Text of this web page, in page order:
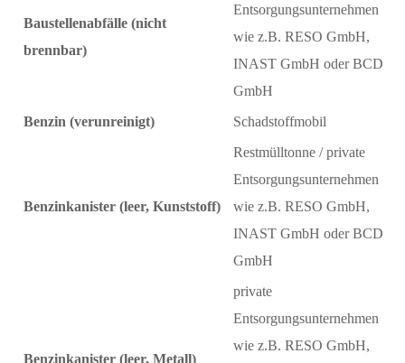
Baustellenabfälle (nicht
brennbar)
Entsorgungsunternehmen
wie z.B. RESO GmbH,
INAST GmbH oder BCD
GmbH
Benzin (verunreinigt)
Schadstoffmobil
Benzinkanister (leer, Kunststoff)
Restmülltonne / private
Entsorgungsunternehmen
wie z.B. RESO GmbH,
INAST GmbH oder BCD
GmbH
Benzinkanister (leer, Metall)
private
Entsorgungsunternehmen
wie z.B. RESO GmbH,